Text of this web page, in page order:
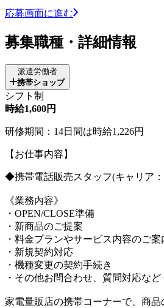
応募画面に進む
募集職種・詳細情報
派遣労働者
携帯ショップ
シフト制
時給1,600円
研修期間：14日間は時給1,226円
【お仕事内容】
◆携帯電話販売スタッフ(キャリア：
《業務内容》
・OPEN/CLOSE準備
・新商品のご提案
・料金プランやサービス内容のご案
・新規契約対応
・機種変更の契約手続き
・その他お問合わせ、質問対応など
家電量販店の携帯コーナーで、商